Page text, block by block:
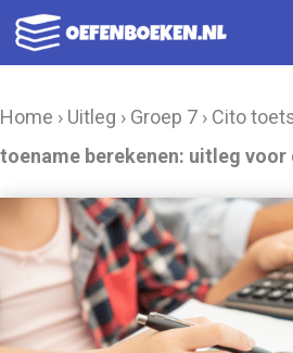
Ga
naar
Home › Uitleg › Groep 7 › Cito
toename berekenen: uitleg voor